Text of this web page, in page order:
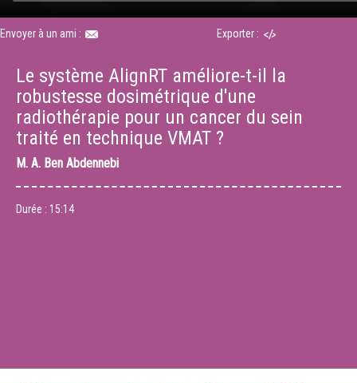
Envoyer à un ami : Exporter :
Le système AlignRT améliore-t-il la
robustesse dosimétrique d'une
radiothérapie pour un cancer du sein
traité en technique VMAT ?
M. A. Ben Abdennebi
Durée : 15:14